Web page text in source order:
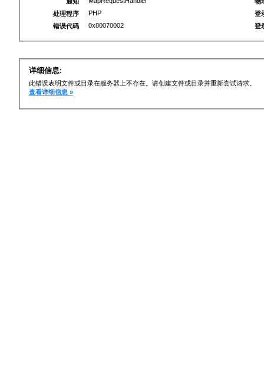
处理程序
PHP
错误代码
0x80070002
登
登
详细信息:
此错误表明文件或目录在服务器上不存在。请创建文件或目录并重新尝试请求。
查看详细信息 »